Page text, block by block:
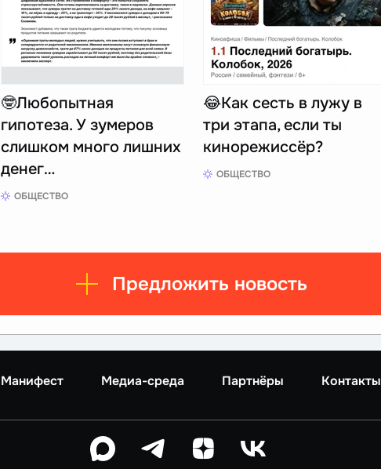
🤓Любопытная
гипотеза. У зумеров
слишком много лишних
денег…
ОБЩЕСТВО
😂Как сесть в лужу в
три этапа, если ты
кинорежиссёр?
ОБЩЕСТВО
Предложить новость
Манифест Медиа-среда Партнёры Контакты